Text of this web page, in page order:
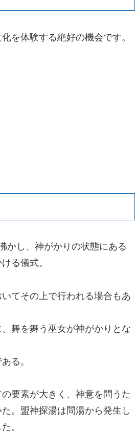
を体験する絶好の機会です。
かし、神がかりの状態にある
る儀式。
てその上で行われる場合もあ
舞を舞う巫女が神がかりとな
る。
要素が大きく、神意を問うた
。盟神探湯は問湯から発生し
。